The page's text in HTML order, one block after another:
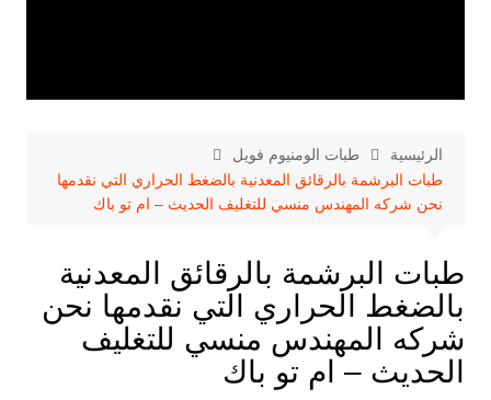
الرئيسية
طبات الومنيوم فويل
طبات البرشمة بالرقائق المعدنية بالضغط الحراري التي نقدمها
نحن شركه المهندس منسي للتغليف الحديث – ام تو باك
طبات البرشمة بالرقائق المعدنية
بالضغط الحراري التي نقدمها نحن
شركه المهندس منسي للتغليف
الحديث – ام تو باك